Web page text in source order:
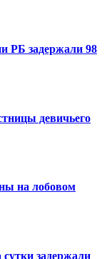
РБ задержали 98
девичьего
на лобовом
задержали